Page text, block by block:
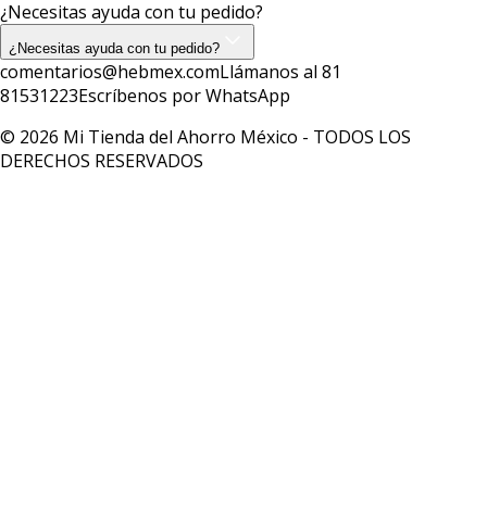
¿Necesitas ayuda con tu pedido?
¿Necesitas ayuda con tu pedido?
comentarios@hebmex.comLlámanos al 81
81531223Escríbenos por WhatsApp
© 2026 Mi Tienda del Ahorro México - TODOS LOS
DERECHOS RESERVADOS